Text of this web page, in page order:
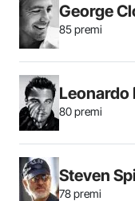
George
85 premi
Leonardo
80 premi
Steven
78 premi